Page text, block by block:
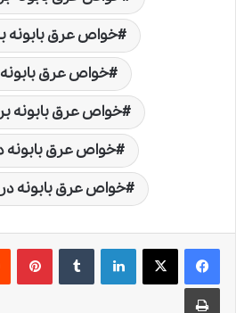
خواص عرق بابونه
خواص عرق
خواص عرق بابونه
خواص عرق بابونه
خواص عرق بابونه
لینکدین ‫تامبلر ‫پین‌ترست
چاپ